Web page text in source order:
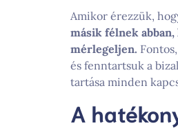
Amikor érezzük,
másik félnek
mérlegeljen.
és fenntartsuk a
tartása minden
A